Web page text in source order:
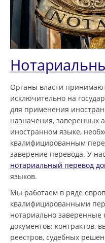
Органы власти
исключительно на
для применения
назначения, заверенных
иностранном языке,
квалифицированным
заверение перевода. У
нотариальный перевод
языков.
Мы работаем в ряде
квалифицированными
нотариально
документов: контрактов,
реестров, судебных